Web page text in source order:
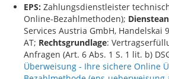
EPS: Zahlungsdienstleister
Online-Bezahlmethoden);
Services Austria GmbH, Handelskai
AT; Rechtsgrundlage:
Anfragen (Art. 6 Abs. 1 S. 1 lit. b)
Überweisung - Ihre sichere Online